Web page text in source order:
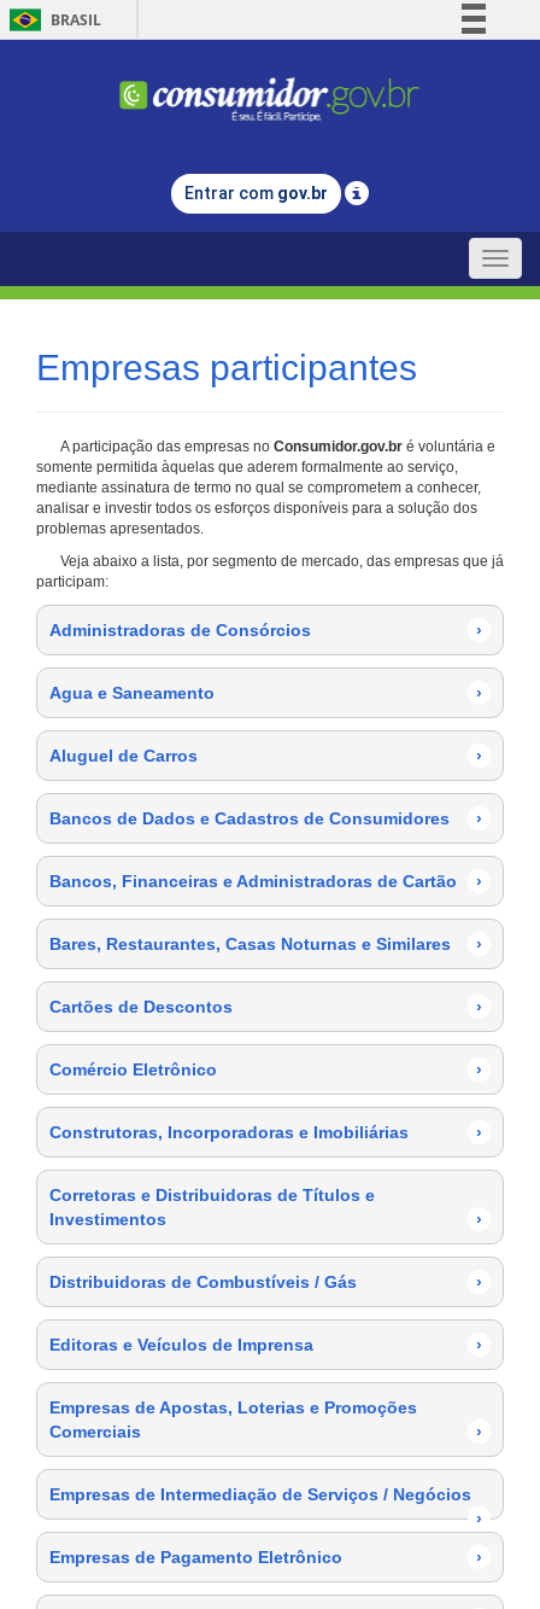
BRASIL
Comunica BR
Legislação
Entrar com gov.br
Toggle
Empresas participantes
A participação das empresas no Consumidor.gov.br é voluntária e
somente permitida àquelas que aderem formalmente ao serviço,
mediante assinatura de termo no qual se comprometem a conhecer,
analisar e investir todos os esforços disponíveis para a solução dos
problemas apresentados.
Veja abaixo a lista, por segmento de mercado, das empresas que já
participam:
Administradoras de Consórcios ›
Agua e Saneamento ›
Aluguel de Carros ›
Bancos de Dados e Cadastros de Consumidores ›
Bancos, Financeiras e Administradoras de Cartão ›
Bares, Restaurantes, Casas Noturnas e Similares ›
Cartões de Descontos ›
Comércio Eletrônico ›
Construtoras, Incorporadoras e Imobiliárias ›
Corretoras e Distribuidoras de Títulos e
Investimentos
›
Distribuidoras de Combustíveis / Gás ›
Editoras e Veículos de Imprensa ›
Empresas de Apostas, Loterias e Promoções
Comerciais
›
Empresas de Intermediação de Serviços / Negócios
›
Empresas de Pagamento Eletrônico
›